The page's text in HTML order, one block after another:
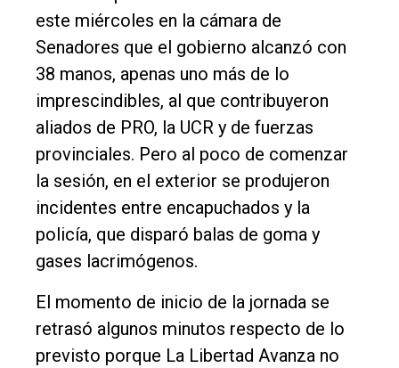
Política
Cultura
Entrevistas
Rural
Deportes
Fúnebres
Edición
Empresa
Nosotros
Contacto
este miércoles en la cámara de
Senadores que el gobierno alcanzó con
38 manos, apenas uno más de lo
imprescindibles, al que contribuyeron
aliados de PRO, la UCR y de fuerzas
provinciales. Pero al poco de comenzar
la sesión, en el exterior se produjeron
incidentes entre encapuchados y la
policía, que disparó balas de goma y
gases lacrimógenos.
El momento de inicio de la jornada se
retrasó algunos minutos respecto de lo
previsto porque La Libertad Avanza no